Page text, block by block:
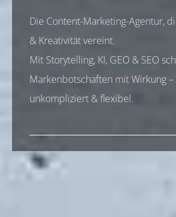
Die Content-Marketing-Agentur,
& Kreativität vereint.
Mit Storytelling, KI, GEO & SEO
Markenbotschaften mit Wirkung –
unkompliziert & flexibel.